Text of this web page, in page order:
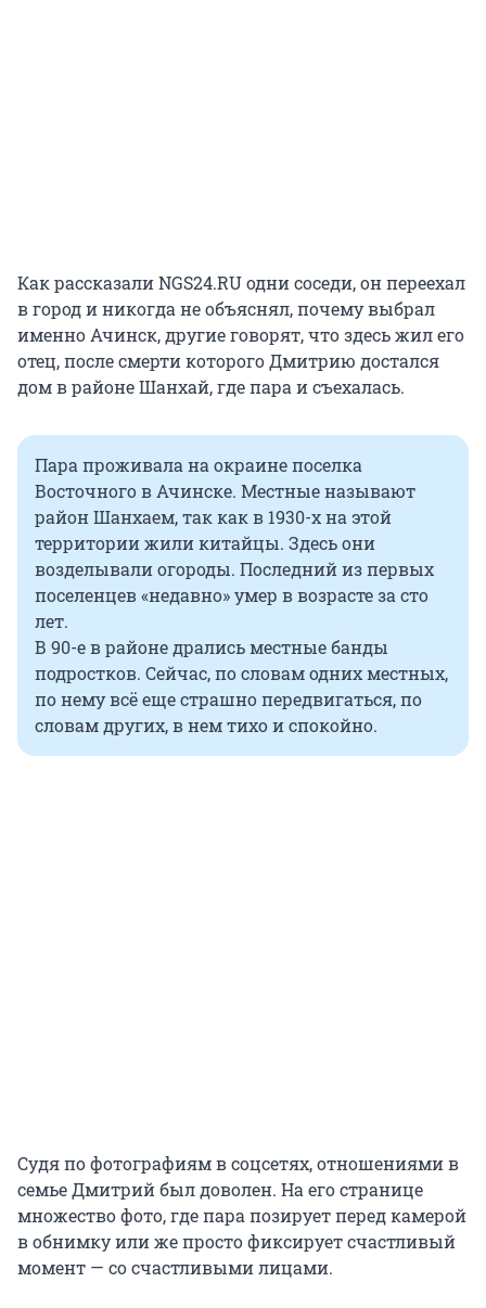
Как рассказали NGS24.RU одни соседи, он переехал
в город и никогда не объяснял, почему выбрал
именно Ачинск, другие говорят, что здесь жил его
отец, после смерти которого Дмитрию достался
дом в районе Шанхай, где пара и съехалась.
Пара проживала на окраине поселка
Восточного в Ачинске. Местные называют
район Шанхаем, так как в 1930-х на этой
территории жили китайцы. Здесь они
возделывали огороды. Последний из первых
поселенцев «недавно» умер в возрасте за сто
лет.
В 90-е в районе дрались местные банды
подростков. Сейчас, по словам одних местных,
по нему всё еще страшно передвигаться, по
словам других, в нем тихо и спокойно.
Судя по фотографиям в соцсетях, отношениями в
семье Дмитрий был доволен. На его странице
множество фото, где пара позирует перед камерой
в обнимку или же просто фиксирует счастливый
момент — со счастливыми лицами.